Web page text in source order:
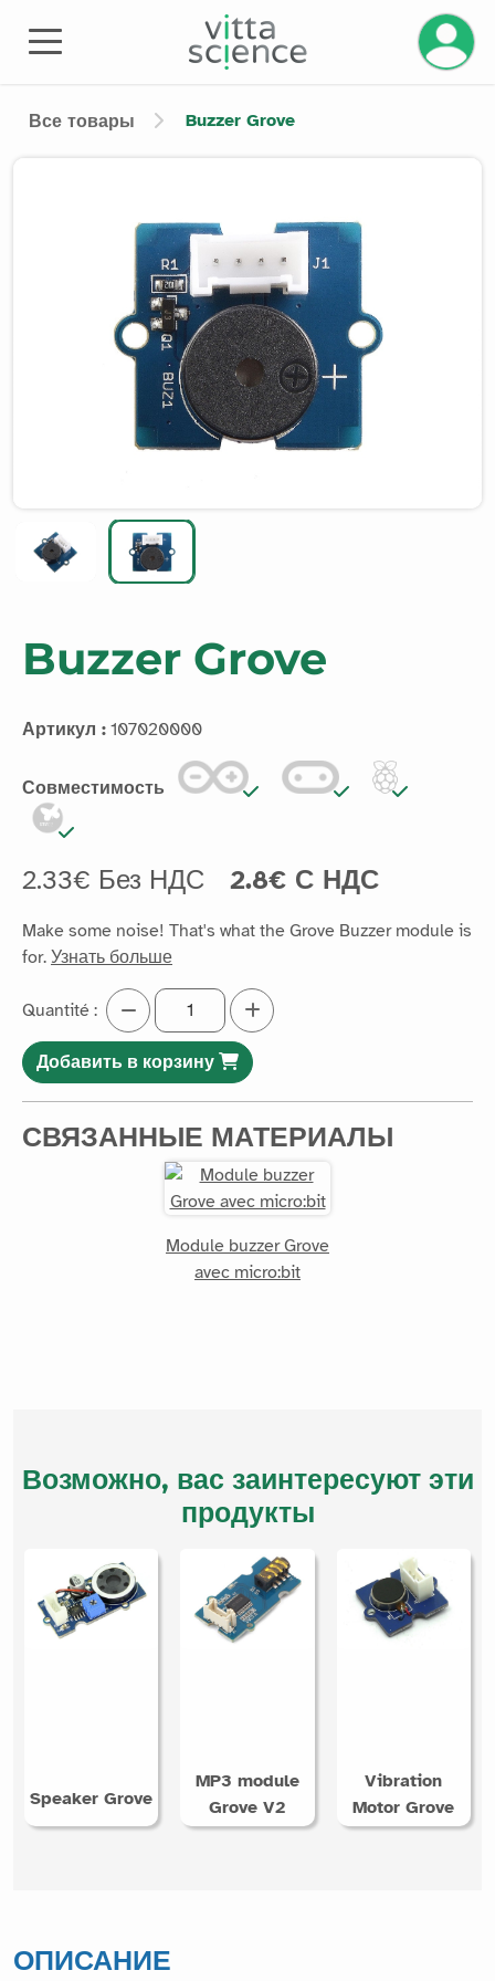
Все товары Buzzer Grove
Buzzer Grove
Артикул : 107020000
Совместимость
2.33€ Без НДС 2.8€ С НДС
Make some noise! That's what the Grove Buzzer module is
for. Узнать больше
Quantité :
Добавить в корзину
СВЯЗАННЫЕ МАТЕРИАЛЫ
Module buzzer Grove
avec micro:bit
Возможно, вас заинтересуют эти
продукты
Speaker Grove
MP3 module
Grove V2
Vibration
Motor Grove
ОПИСАНИЕ